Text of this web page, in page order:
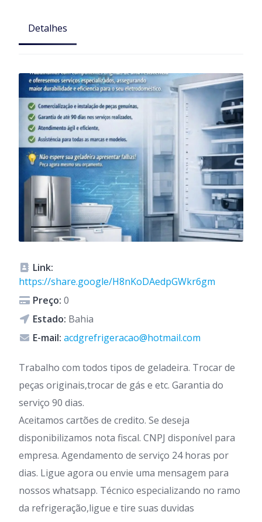
Detalhes
Link:
https://share.google/H8nKoDAedpGWkr6gm
Preço: 0
Estado: Bahia
E-mail: acdgrefrigeracao@hotmail.com
Trabalho com todos tipos de geladeira. Trocar de
peças originais,trocar de gás e etc. Garantia do
serviço 90 dias.
Aceitamos cartões de credito. Se deseja
disponibilizamos nota fiscal. CNPJ disponível para
empresa. Agendamento de serviço 24 horas por
dias. Ligue agora ou envie uma mensagem para
nossos whatsapp. Técnico especializando no ramo
da refrigeração,ligue e tire suas duvidas